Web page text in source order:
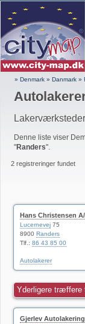
» Denmark » Danmark »
Denne liste viser
"Randers".
2 registreringer fundet
Hans Christensen
Lucernevej 75
8900 Randers
Tlf.: 86 43 85 00
Autolakerer
Yderligere træffere
Gjerlev Autolakering